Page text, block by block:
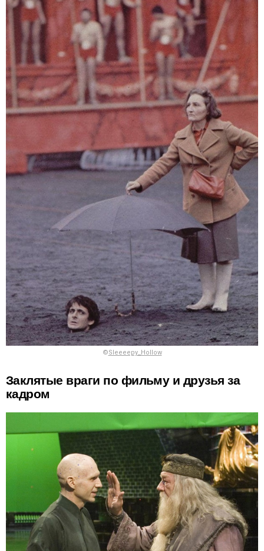
©Sleeeepy_Hollow
Заклятые враги по фильму и друзья за
кадром